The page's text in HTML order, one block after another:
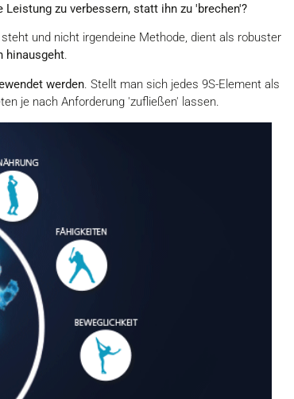
zu verbessern, statt ihn zu 'brechen'?
und nicht irgendeine Methode, dient als robuster
hinausgeht.
werden. Stellt man sich jedes 9S-Element als
je nach Anforderung 'zufließen' lassen.